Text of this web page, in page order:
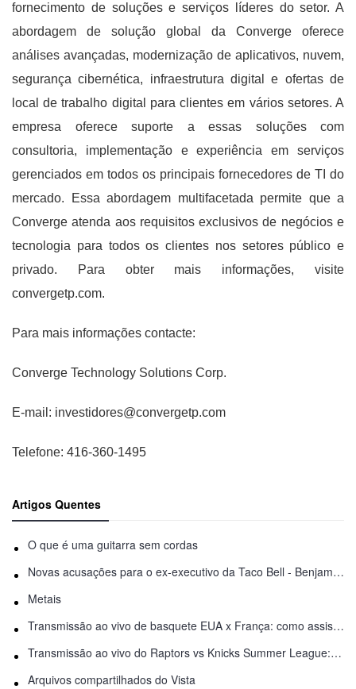
fornecimento de soluções e serviços líderes do setor. A
abordagem de solução global da Converge oferece
análises avançadas, modernização de aplicativos, nuvem,
segurança cibernética, infraestrutura digital e ofertas de
local de trabalho digital para clientes em vários setores. A
empresa oferece suporte a essas soluções com
consultoria, implementação e experiência em serviços
gerenciados em todos os principais fornecedores de TI do
mercado. Essa abordagem multifacetada permite que a
Converge atenda aos requisitos exclusivos de negócios e
tecnologia para todos os clientes nos setores público e
privado. Para obter mais informações, visite
convergetp.com.
Para mais informações contacte:
Converge Technology Solutions Corp.
E-mail: investidores@convergetp.com
Telefone: 416-360-1495
Artigos Quentes
O que é uma guitarra sem cordas
Novas acusações para o ex-executivo da Taco Bell - Benjamin Golden - na briga do Uber
Metais
Transmissão ao vivo de basquete EUA x França: como assistir online
Transmissão ao vivo do Raptors vs Knicks Summer League: como assistir
Arquivos compartilhados do Vista